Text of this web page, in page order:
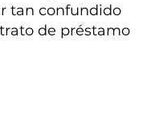
tan confundido
de préstamo